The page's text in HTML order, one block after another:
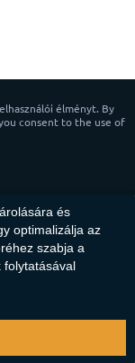
élményt. By
consent to the use of
és
optimalizálja az
szabja a
folytatásával